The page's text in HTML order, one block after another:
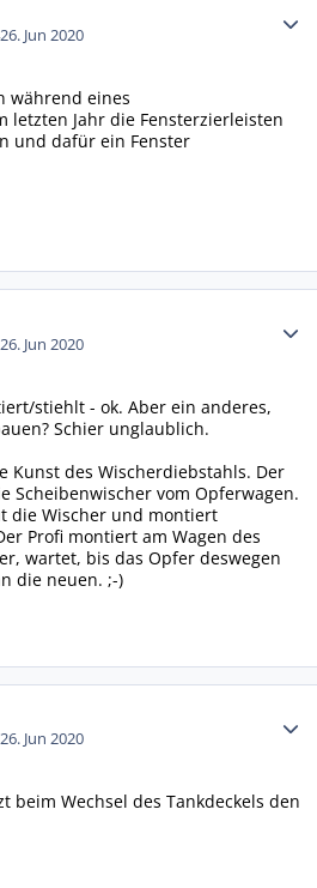
26. Jun 2020
während eines
letzten Jahr die Fensterzierleisten
und dafür ein Fenster
26. Jun 2020
stiehlt - ok. Aber ein anderes,
Schier unglaublich.
Kunst des Wischerdiebstahls. Der
Scheibenwischer vom Opferwagen.
die Wischer und montiert
Profi montiert am Wagen des
wartet, bis das Opfer deswegen
die neuen. ;-)
26. Jun 2020
beim Wechsel des Tankdeckels den